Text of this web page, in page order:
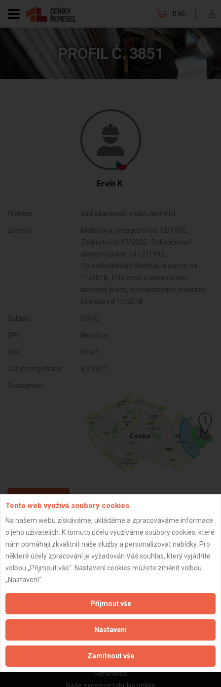
0 Kč
PROFIL Č. 3851
Ervín K.
Profese: sádrokartonáři, malíři, lakýrníci
Živnosti:
Malířství a natěračství od 12/1992 ,
Zednictví od 07/2022 , Dokončovací
stavební práce od 12/1992 ,
Zprostředkování obchodu a služeb od
11/2018 , Přípravné a dokončovací
stavební práce, specializované stavební
činnosti od 11/2018
Subjekt: OSVČ
DPH: Neplátce
Věk: 66 let
Datum registrace: 8.3.2021
Dostupnost:
ZPĚT
Aktualizováno z portálu ARES dne 01.12.2025 02:00:02
Naše firmy a řemeslníci
Zpracování a ochrana osobních údajů
Reference
Tento web využívá soubory cookies
Na našem webu získáváme, ukládáme a zpracováváme informace
o jeho uživatelích. K tomuto účelu využíváme soubory cookies, které
nám pomáhají zkvalitnit naše služby a personalizovat nabídky. Pro
některé účely zpracování je vyžadován Váš souhlas, který vyjádříte
volbou „Přijmout vše“. Nastavení cookies můžete změnit volbou
„Nastavení“.
Přijmout vše
Nastavení
Zamítnout vše